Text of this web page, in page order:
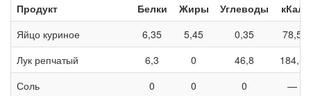
Продукт Белки Жиры Углеводы
кКал
Яйцо куриное
6,35 5,45 0,35
78,5
Лук репчатый
6,3 0 46,8
184,5
Соль
0 0 0
—